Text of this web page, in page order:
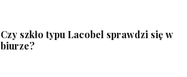
Czy szkło typu Lacobel sprawdzi się w
biurze?